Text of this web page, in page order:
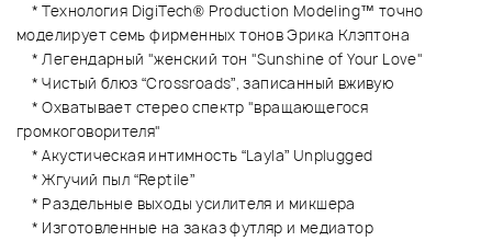
* Технология DigiTech® Production Modeling™ точно
моделирует семь фирменных тонов Эрика Клэптона
* Легендарный "женский тон "Sunshine of Your Love"
* Чистый блюз “Crossroads”, записанный вживую
* Охватывает стерео спектр "вращающегося
громкоговорителя"
* Акустическая интимность “Layla” Unplugged
* Жгучий пыл “Reptile”
* Раздельные выходы усилителя и микшера
* Изготовленные на заказ футляр и медиатор